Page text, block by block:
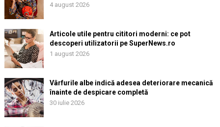
4 august 2026
Articole utile pentru cititori moderni: ce pot
descoperi utilizatorii pe SuperNews.ro
1 august 2026
Vârfurile albe indică adesea deteriorare mecanică
înainte de despicare completă
30 iulie 2026